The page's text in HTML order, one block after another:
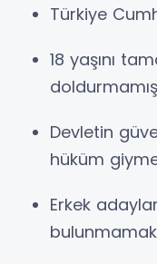
Türkiye
18 yaşını
Devletin
hüküm
Erkek
bulunmamak